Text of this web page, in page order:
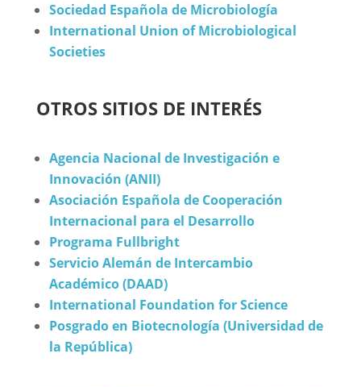
Sociedad Española deMicrobiología
International Union of Microbiological
Societies
OTROS SITIOS DE INTERÉS
Agencia Nacional de Investigación e
Innovación (ANII)
Asociación Española de Cooperación
Internacional para el Desarrollo
Programa Fullbright
Servicio Alemán de Intercambio
Académico (DAAD)
International Foundation for Science
Posgrado en Biotecnología (Universidad de
la República)